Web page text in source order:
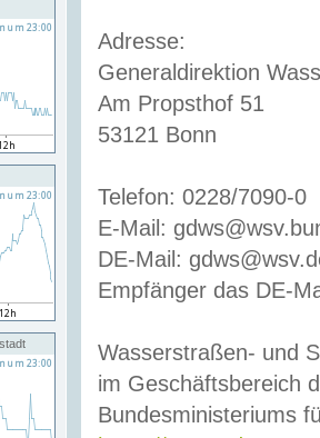
Adresse:
Generaldirektion
Am Propsthof 51
53121 Bonn
Telefon: 0228/7090-0
E-Mail:
DE-Mail:
Empfänger das DE-
Wasserstraßen- und
im Geschäftsbereich
Bundesministeriums